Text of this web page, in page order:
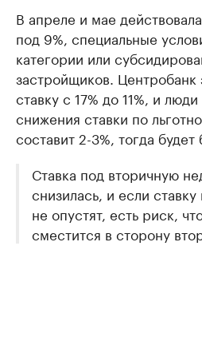
В апреле и мае
под 9%, специальные
категории или
застройщиков. Центробанк
ставку с 17% до 11%, и
снижения ставки по
составит 2-3%, тогда будет
Ставка под вторичную
снизилась, и если
не опустят, есть риск,
сместится в сторону